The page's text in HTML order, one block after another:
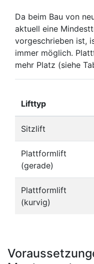
Da beim Bau von
aktuell eine
vorgeschrieben ist,
immer möglich.
mehr Platz (siehe
Lifttyp
Sitzlift
Plattformlift
(gerade)
Plattformlift
(kurvig)